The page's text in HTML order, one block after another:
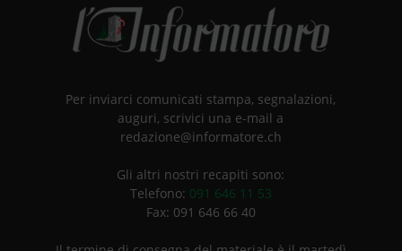
Per inviarci comunicati stampa, segnalazioni,
auguri, scrivici una e-mail a
redazione@informatore.ch
Gli altri nostri recapiti sono:
Telefono: 091 646 11 53
Fax: 091 646 66 40